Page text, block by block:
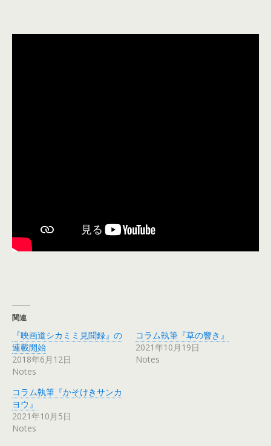
関連
『映画道シカミミ見聞録』の
連載開始
2018年6月12日
Notes
コラム執筆『草の響き』
2021年10月19日
Notes
コラム執筆『かそけきサンカ
ヨウ』
2021年10月5日
Notes